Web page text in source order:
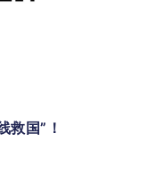
救国”！